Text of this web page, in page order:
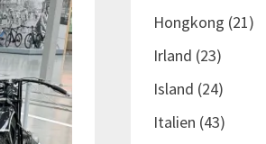
Hongkong (21)
Irland (23)
Island (24)
Italien (43)